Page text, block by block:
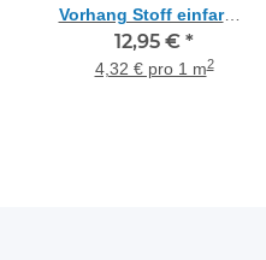
Vorhang Stoff einfarbig
rosa teiltransparent,
Meterware
12,95 € *
4,32 € pro 1 m2